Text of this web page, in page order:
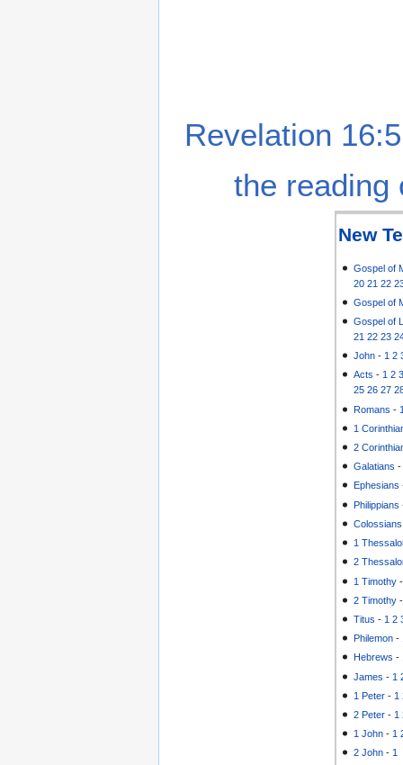
Revelation
the reading
New
Gospel of
20 21 22
Gospel of
Gospel of
21 22 23
John - 1 2
Acts -1 2
25 26 27
Romans -
1
2
Galatians
Ephesians
Philippians
Colossians
1
2
1 Timothy
2 Timothy
Titus - 1 2
Philemon -
Hebrews -
James - 1
1 Peter - 1
2 Peter - 1
1 John - 1
2 John - 1